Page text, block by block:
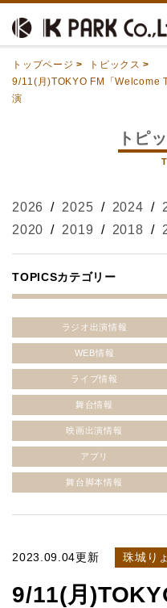
トップページ > トピックス >
9/11(月)TOKYO FM「Welcome
演
トピ
2026 / 2025 / 2024 /
2020 / 2019 / 2018 /
TOPICSカテゴリー
ラジオ出演情報
WEB情報
ライブ情報
舞台情報
映画出演情報
アプリ
舞台脚本情報
2023.09.04更新 珠城り
9/11(月